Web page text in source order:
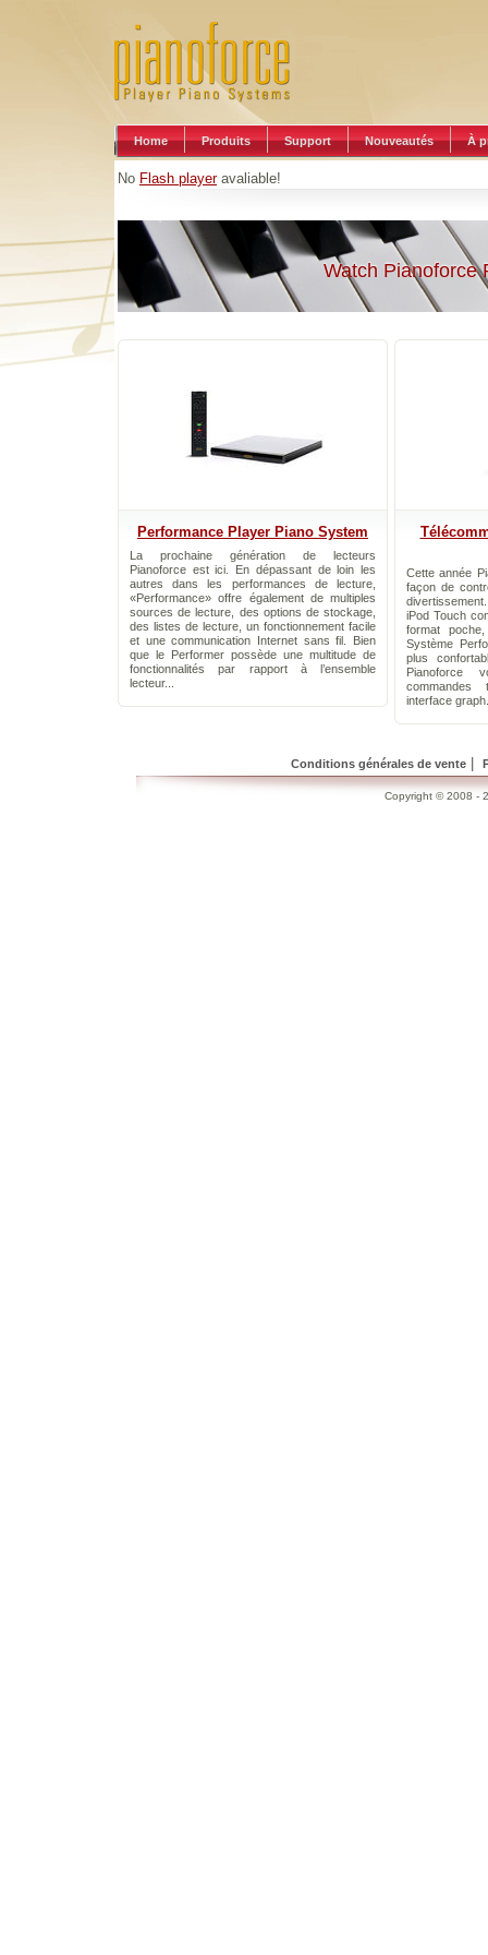
Home Produits Support Nouveautés À
No Flash playeravaliable!
Watch Pianoforce
Performance Player Piano System
La prochaine génération de lecteurs
Pianoforce est ici. En dépassant de loin les
autres dans les performances de lecture,
«Performance» offre également de multiples
sources de lecture, des options de stockage,
des listes de lecture, un fonctionnement facile
et une communication Internet sans fil. Bien
que le Performer possède une multitude de
fonctionnalités par rapport à l’ensemble
lecteur...
Cette année
façon de
iPod Touch
format
Système
plus
Pianoforce
interface
Conditions générales de vente
Copyright © 2008 -